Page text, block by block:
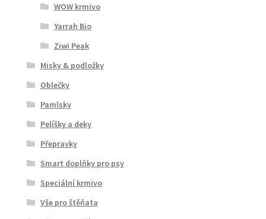
WOW krmivo
Yarrah Bio
Ziwi Peak
Misky & podložky
Oblečky
Pamlsky
Pelíšky a deky
Přepravky
Smart doplňky pro psy
Speciální krmivo
Vše pro štěňata